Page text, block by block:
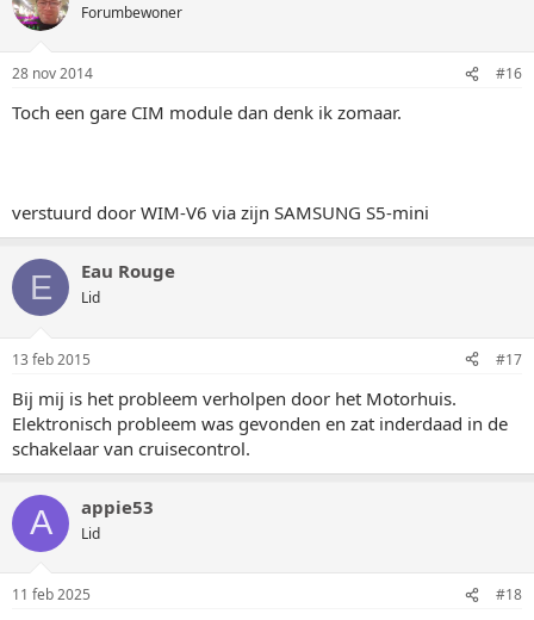
Forumbewoner
28 nov 2014 #16
Toch een gare CIM module dan denk ik zomaar.
verstuurd door WIM-V6 via zijn SAMSUNG S5-mini
E Eau Rouge
Lid
13 feb 2015 #17
Bij mij is het probleem verholpen door het Motorhuis.
Elektronisch probleem was gevonden en zat inderdaad in de
schakelaar van cruisecontrol.
A appie53
Lid
11 feb 2025 #18